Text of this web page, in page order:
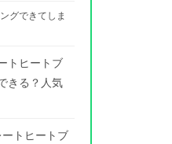
グできてしま
トヒートブ
きる？人気
トヒートブ